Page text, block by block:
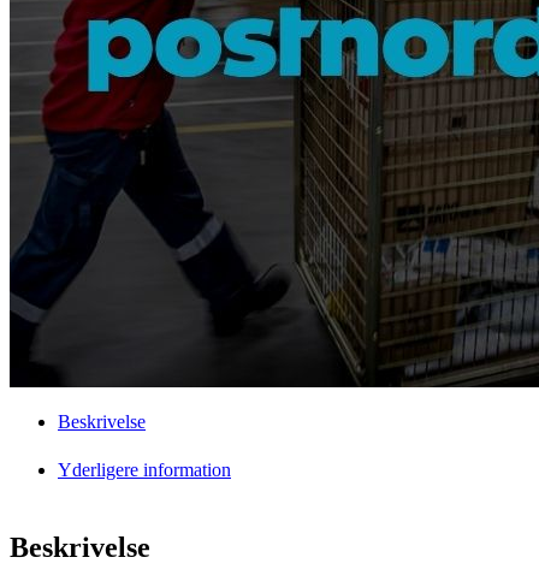
Beskrivelse
Yderligere information
Beskrivelse